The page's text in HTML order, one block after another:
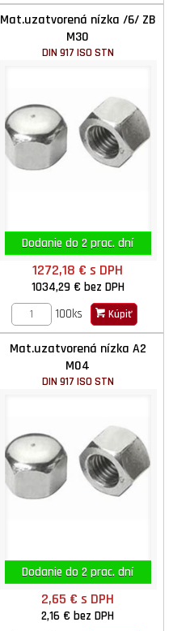
Mat.uzatvorená nízka /6/ ZB
M30
DIN 917 ISO STN
Dodanie do 2 prac. dní
1272,18 €s DPH
1034,29 € bez DPH
100ks
Kúpiť
Mat.uzatvorená nízka A2
M04
DIN 917 ISO STN
Dodanie do 2 prac. dní
2,65 €s DPH
2,16 €bez DPH